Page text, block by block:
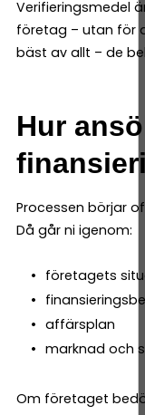
Verifieringsmedel
företag – utan för
bäst av allt – de
Hur
Processen börjar
Då går ni igenom:
företagets
affärsplan
marknad och
Om företaget